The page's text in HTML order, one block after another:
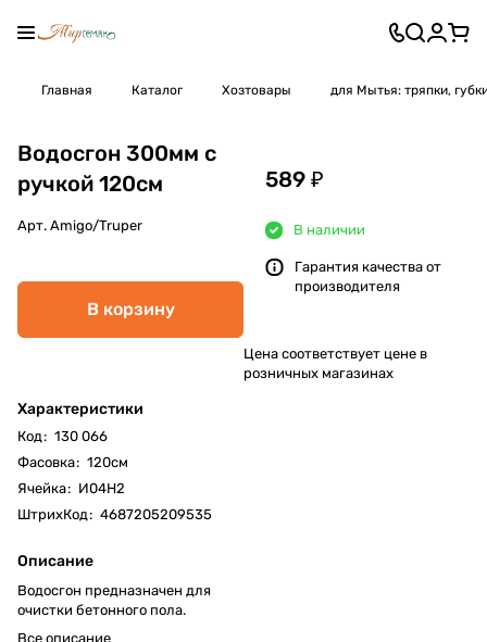
Главная Каталог Хозтовары для Мытья: тряпки,
Водосгон 300мм с
ручкой 120см
Арт. Amigo/Truper
В корзину
Характеристики
Код: 130 066
Фасовка: 120см
Ячейка: И04Н2
ШтрихКод: 4687205209535
Описание
Водосгон предназначен для
очистки бетонного пола.
Все описание
589 ₽
В наличии
Гарантия качества от
производителя
Цена соответствует цене в
розничных магазинах